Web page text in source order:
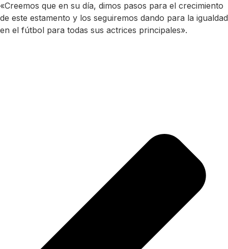
«Creemos que en su día, dimos pasos para el crecimiento
de este estamento y los seguiremos dando para la igualdad
en el fútbol para todas sus actrices principales».